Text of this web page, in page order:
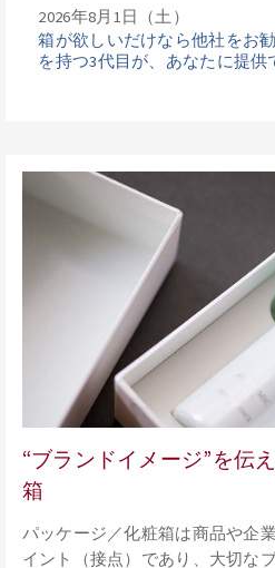
箱が欲しいだけなら他社をお
を持つ3代目が、あなたに提供
2026年8月1日（土）
“ブランドイメージ”を伝
箱
パッケージ／化粧箱は商品や企
イント（接点）であり、大切な